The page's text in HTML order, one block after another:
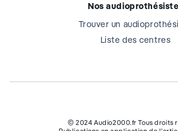
Nos
Trouver un
Liste des centres
© 2024 Audio2000.fr Tous droits